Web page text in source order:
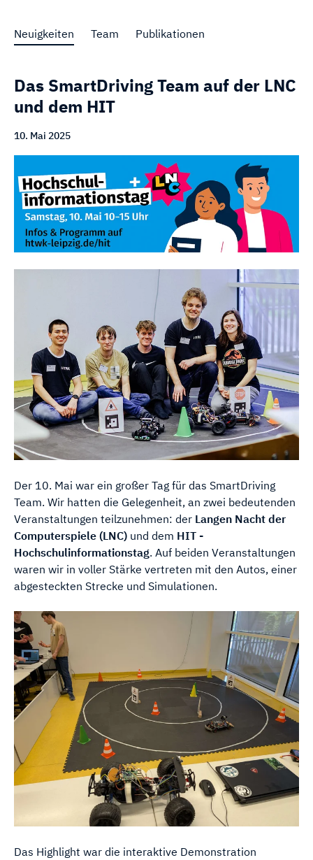
Neuigkeiten Team Publikationen
Das SmartDriving Team auf der LNC
und dem HIT
10. Mai 2025
Der 10. Mai war ein großer Tag für das SmartDriving
Team. Wir hatten die Gelegenheit, an zwei bedeutenden
Veranstaltungen teilzunehmen: der Langen Nacht der
Computerspiele (LNC) und dem HIT -
Hochschulinformationstag. Auf beiden Veranstaltungen
waren wir in voller Stärke vertreten mit den Autos, einer
abgesteckten Strecke und Simulationen.
Das Highlight war die interaktive Demonstration